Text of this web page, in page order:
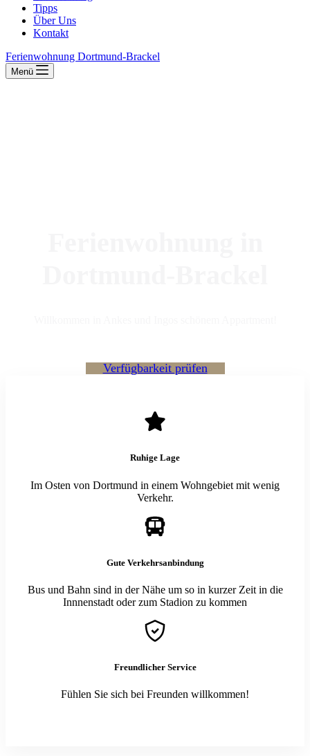
Tipps
Über Uns
Kontakt
Ferienwohnung Dortmund-Brackel
Menü
Verfügbarkeit prüfen
Ruhige Lage
Im Osten von Dortmund in einem Wohngebiet mit wenig
Verkehr.
Gute Verkehrsanbindung
Bus und Bahn sind in der Nähe um so in kurzer Zeit in die
Innnenstadt oder zum Stadion zu kommen
Freundlicher Service
Fühlen Sie sich bei Freunden willkommen!